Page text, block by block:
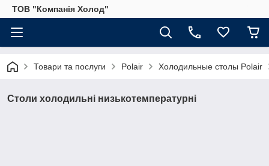
ТОВ "Компанія Холод"
Товари та послуги Polair Холодильные столы Polair
Столи холодильні низькотемпературні